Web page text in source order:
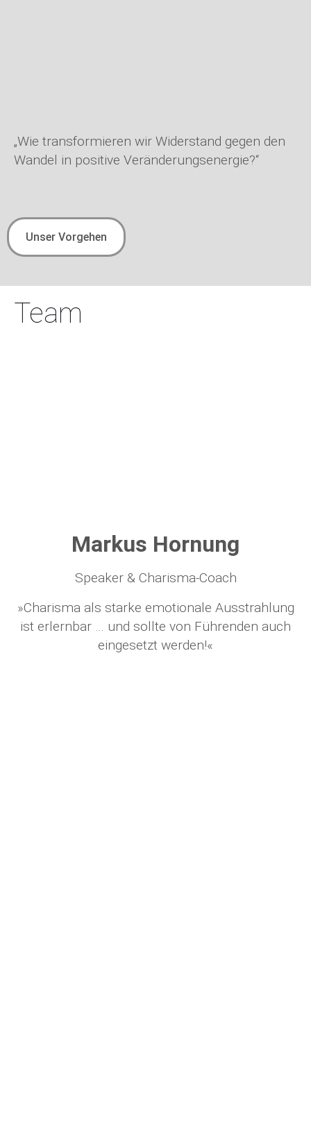
„Wie transformieren wir Widerstand gegen den
Wandel in positive Veränderungsenergie?“
Unser Vorgehen
Team
Markus Hornung
Speaker & Charisma-Coach
»Charisma als starke emotionale Ausstrahlung
ist erlernbar … und sollte von Führenden auch
eingesetzt werden!«